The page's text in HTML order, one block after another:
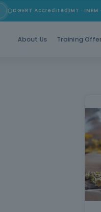
DGERT Accredited IMT · INEM
About Us Training Offer